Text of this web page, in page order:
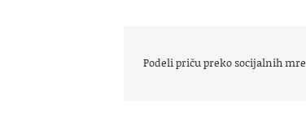
Podeli priču preko socijalnih